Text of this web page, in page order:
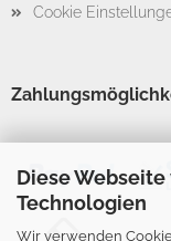
Diese
Technologien
Wir verwenden
Cookie